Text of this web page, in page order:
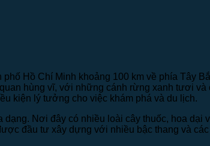
Hồ Chí Minh khoảng 100 km về phía Tây
hùng vĩ, với những cánh rừng xanh tươi
kiện lý tưởng cho việc khám phá và du lịch.
Nơi đây có nhiều loài cây thuốc, hoa dại
đầu tư xây dựng với nhiều bậc thang và